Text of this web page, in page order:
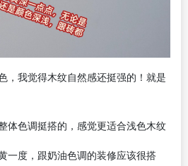
，我觉得木纹自然感还挺强的！就是
体色调挺搭的，感觉更适合浅色木纹
一度，跟奶油色调的装修应该很搭